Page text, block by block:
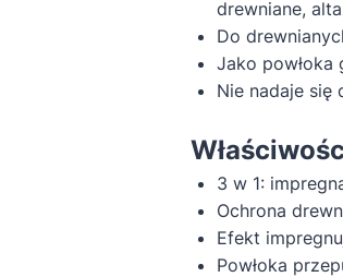
drewniane,
Do
Jako powłoka
Nie nadaje się
3 w 1:
Ochrona
Efekt
Powłoka